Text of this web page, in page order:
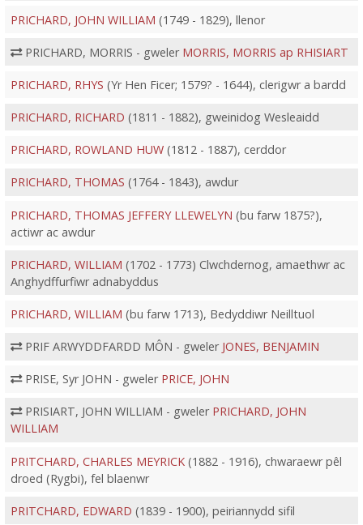
PRICHARD, JOHN WILLIAM (1749 - 1829), llenor
PRICHARD, MORRIS - gweler MORRIS, MORRIS ap RHISIART
PRICHARD, RHYS (Yr Hen Ficer; 1579? - 1644), clerigwr a bardd
PRICHARD, RICHARD (1811 - 1882), gweinidog Wesleaidd
PRICHARD, ROWLAND HUW(1812 - 1887), cerddor
PRICHARD, THOMAS (1764 - 1843), awdur
PRICHARD, THOMAS JEFFERY LLEWELYN (bu farw 1875?),
actiwr ac awdur
PRICHARD, WILLIAM (1702 - 1773) Clwchdernog, amaethwr ac
Anghydffurfiwr adnabyddus
PRICHARD, WILLIAM (bu farw 1713), Bedyddiwr Neilltuol
PRIF ARWYDDFARDD MÔN - gweler JONES, BENJAMIN
PRISE, Syr JOHN - gweler PRICE, JOHN
PRISIART, JOHN WILLIAM - gweler PRICHARD, JOHN
WILLIAM
PRITCHARD, CHARLES MEYRICK(1882 - 1916), chwaraewr pêl
droed (Rygbi), fel blaenwr
PRITCHARD, EDWARD (1839 - 1900), peiriannydd sifil